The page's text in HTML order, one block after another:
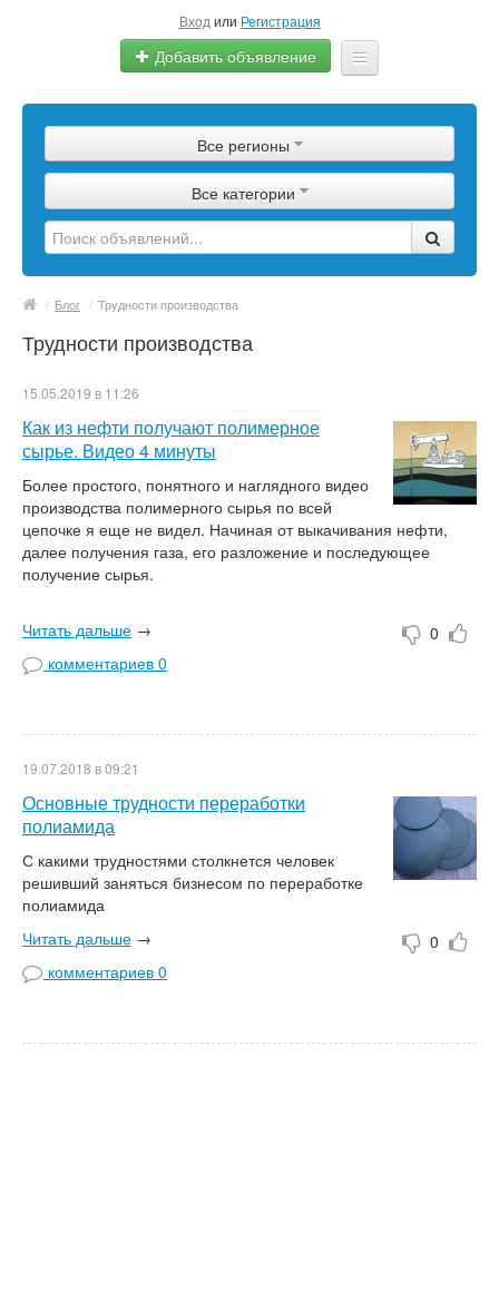
Вход или Регистрация
Добавить объявление
Сырье
Изделия
Оборудование
Услуги
Еще
Все регионы
Все категории
/ Блог / Трудности производства
Трудности производства
15.05.2019 в 11:26
Как из нефти получают полимерное
сырье. Видео 4 минуты
Более простого, понятного и наглядного видео
производства полимерного сырья по всей
цепочке я еще не видел. Начиная от выкачивания нефти,
далее получения газа, его разложение и последующее
получение сырья.
Читать дальше →
0
комментариев 0
19.07.2018 в 09:21
Основные трудности переработки
полиамида
С какими трудностями столкнется человек
решивший заняться бизнесом по переработке
полиамида
Читать дальше →
0
комментариев 0